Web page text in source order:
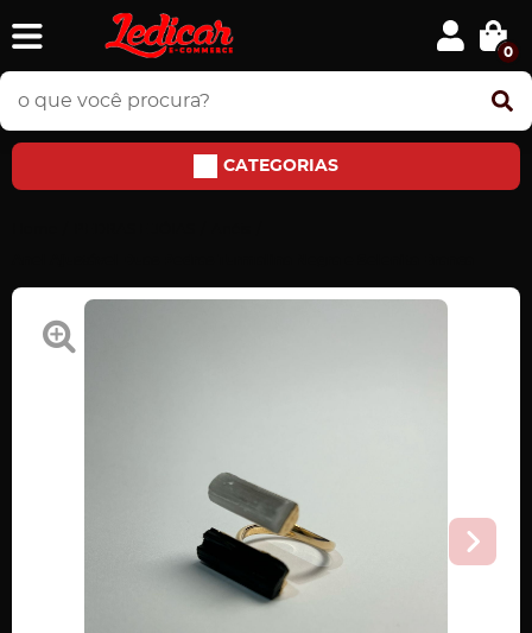
0
CATEGORIAS